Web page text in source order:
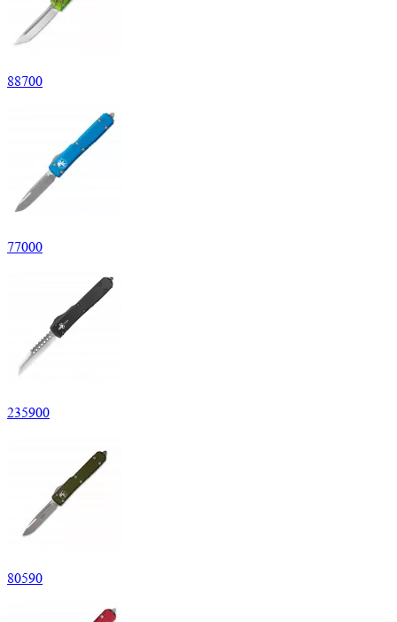
88700
77000
235900
80590